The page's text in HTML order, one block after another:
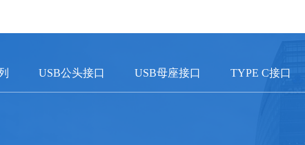
USB公头接口 USB母座接口 TYPE C接口